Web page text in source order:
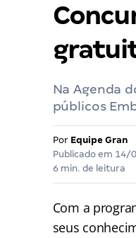
Na Agenda
públicos
Por Equipe Gran
Publicado em 14/
6 min. de leitura
Com a
seus